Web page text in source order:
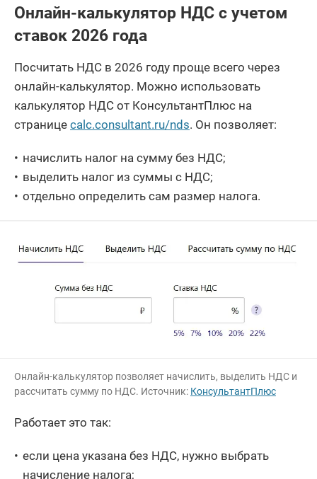
Онлайн-калькулятор НДС с учетом
ставок 2026 года
Посчитать НДС в 2026 году проще всего через
онлайн-калькулятор. Можно использовать
калькулятор НДС от КонсультантПлюс на
странице calc.consultant.ru/nds. Он позволяет:
начислить налог на сумму без НДС;
выделить налог из суммы с НДС;
отдельно определить сам размер налога.
Онлайн-калькулятор позволяет начислить, выделить НДС и
рассчитать сумму по НДС. Источник: КонсультантПлюс
Работает это так:
если цена указана без НДС, нужно выбрать
начисление налога;